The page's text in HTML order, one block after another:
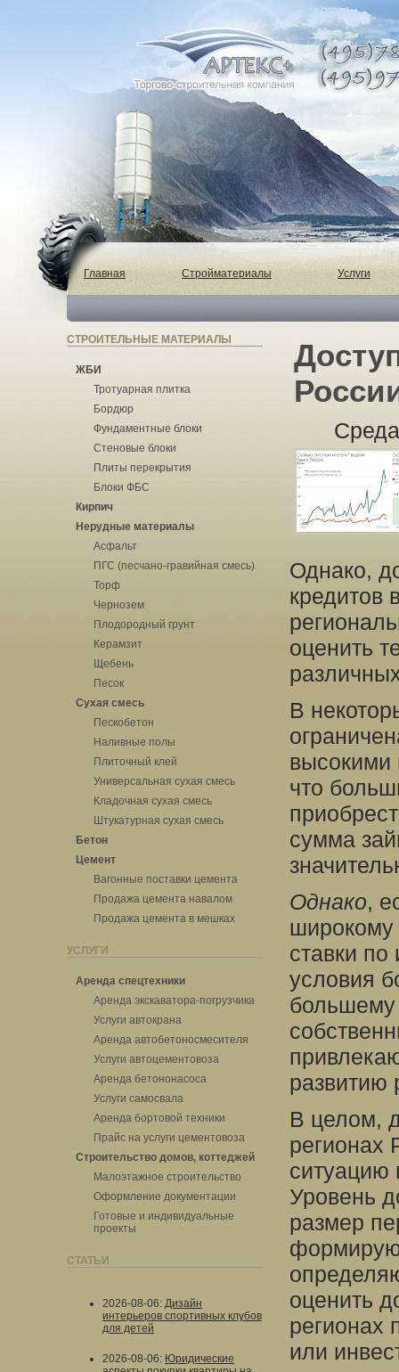
Главная Стройматериалы Услуги
СТРОИТЕЛЬНЫЕ МАТЕРИАЛЫ
ЖБИ
Тротуарная плитка
Бордюр
Фундаментные блоки
Стеновые блоки
Плиты перекрытия
Блоки ФБС
Кирпич
Нерудные материалы
Асфальт
ПГС (песчано-гравийная смесь)
Торф
Чернозем
Плодородный грунт
Керамзит
Щебень
Песок
Сухая смесь
Пескобетон
Наливные полы
Плиточный клей
Универсальная сухая смесь
Кладочная сухая смесь
Штукатурная сухая смесь
Бетон
Цемент
Вагонные поставки цемента
Продажа цемента навалом
Продажа цемента в мешках
УСЛУГИ
Аренда спецтехники
Аренда экскаватора-погрузчика
Услуги автокрана
Аренда автобетоносмесителя
Услуги автоцементовоза
Аренда бетононасоса
Услуги самосвала
Аренда бортовой техники
Прайс на услуги цементовоза
Строительство домов, коттеджей
Малоэтажное строительство
Оформление документации
Готовые и индивидуальные
проекты
СТАТЬИ
2026-08-06: Дизайн
интерьеров спортивных клубов
для детей
2026-08-06: Юридические
Однако,
кредитов
оценить
В
высокими
что
сумма
Однако,
широкому
ставки
условия
большему
развитию
В целом,
регионах
ситуацию
Уровень
размер
оценить
регионах
или